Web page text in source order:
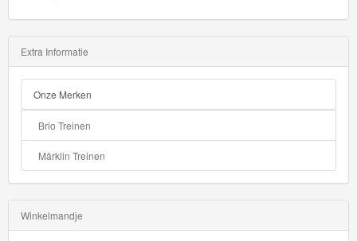
Extra Informatie
Onze Merken
Brio Treinen
Märklin Treinen
Winkelmandje